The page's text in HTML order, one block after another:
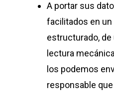
A portar sus
facilitados en
estructurado,
lectura
los podemos
responsable